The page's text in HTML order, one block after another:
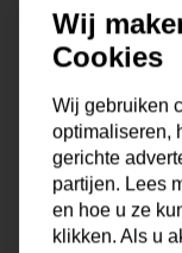
Wij
Cookies
Wij gebruiken
optimaliseren,
gerichte
partijen. Lees
en hoe u ze
klikken. Als u